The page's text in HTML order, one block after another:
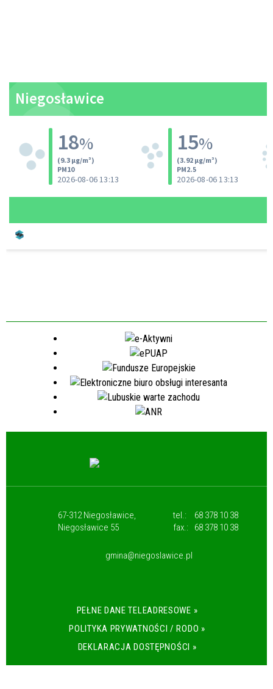
67-312 Niegosławice,
Niegosławice 55
tel.:
68 378 10 38
fax.:
68 378 10 38
gmina@niegoslawice.pl
PEŁNE DANE TELEADRESOWE »
POLITYKA PRYWATNOŚCI / RODO »
DEKLARACJA DOSTĘPNOŚCI »